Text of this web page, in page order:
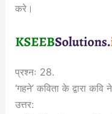
करे।
प्रश्नः 28.
‘गहने’ कविता के द्वारा
उत्तर: